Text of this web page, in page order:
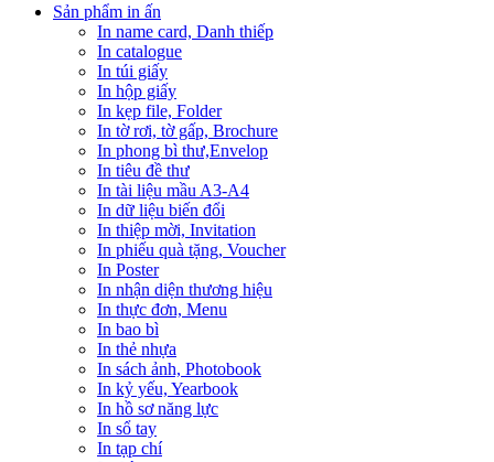
Sản phẩm in ấn
In name card, Danh thiếp
In catalogue
In túi giấy
In hộp giấy
In kẹp file, Folder
In tờ rơi, tờ gấp, Brochure
In phong bì thư,Envelop
In tiêu đề thư
In tài liệu mầu A3-A4
In dữ liệu biến đổi
In thiệp mời, Invitation
In phiếu quà tặng, Voucher
In Poster
In nhận diện thương hiệu
In thực đơn, Menu
In bao bì
In thẻ nhựa
In sách ảnh, Photobook
In kỷ yếu, Yearbook
In hồ sơ năng lực
In sổ tay
In tạp chí